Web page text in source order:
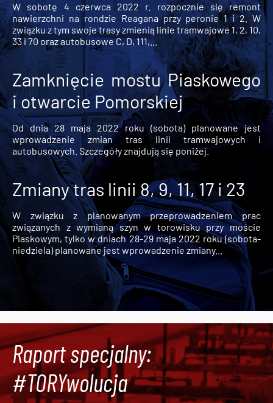
W sobotę 4 czerwca 2022 r. rozpocznie się remont
nawierzchni na rondzie Reagana przy peronie 1 i 2. W
związku z tym swoje trasy zmienią linie tramwajowe 1, 2, 10,
33 i 70 oraz autobusowe C, D, 111,...
Zamknięcie mostu Piaskowego
i otwarcie Pomorskiej
Od dnia 28 maja 2022 roku (sobota) planowane jest
wprowadzenie zmian tras linii tramwajowych i
autobusowych. Szczegóły znajdują się poniżej.
Zmiany tras linii 8, 9, 11, 17 i 23
W związku z planowanym przeprowadzeniem prac
związanych z wymianą szyn w torowisku przy moście
Piaskowym, tylko w dniach 28-29 maja 2022 roku (sobota-
niedziela) planowane jest wprowadzenie zmiany...
Raport specjalny:
#TORYwolucja